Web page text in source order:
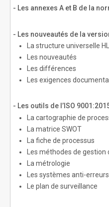
- Les annexes A et B de la
- Les nouveautés de la
La structure universelle
Les nouveautés
Les différences
Les exigences
- Les outils de l’ISO
La cartographie de
La matrice SWOT
La fiche de processus
Les méthodes de gestion
La métrologie
Les systèmes anti-erreurs
Le plan de surveillance